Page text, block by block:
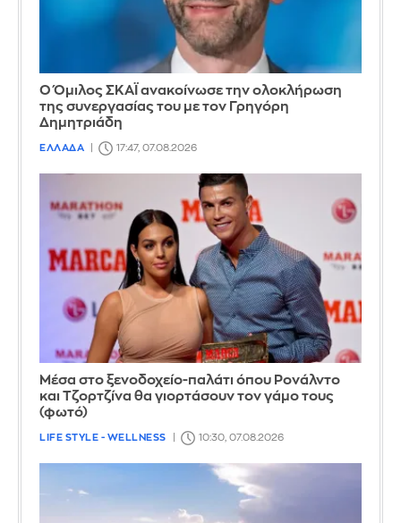
Ο Όμιλος ΣΚΑΪ ανακοίνωσε την ολοκλήρωση
της συνεργασίας του με τον Γρηγόρη
Δημητριάδη
ΕΛΛΑΔΑ 17:47, 07.08.2026
Μέσα στο ξενοδοχείο-παλάτι όπου Ρονάλντο
και Τζορτζίνα θα γιορτάσουν τον γάμο τους
(φωτό)
LIFE STYLE - WELLNESS 10:30, 07.08.2026